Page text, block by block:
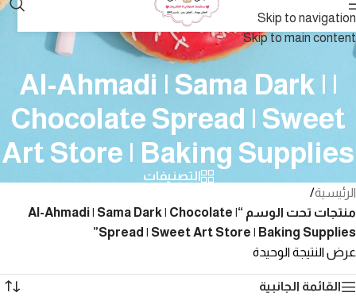
Skip to navigation
Skip to main content
| Al-Ahmadi | Sama Dark |
Chocolate Spread | Sweet
Art Store | Baking Supplies
التصنيفات
الرئيسية/
منتجات تحت الوسم “| Al-Ahmadi | Sama Dark | Chocolate
Spread | Sweet Art Store | Baking Supplies”
عرض النتيجة الوحيدة
القائمة الجانبية